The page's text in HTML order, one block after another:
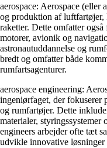
aerospace: Aerospace
og produktion af luftfartøjer,
raketter. Dette omfatter
motorer, avionik og
astronautuddannelse og
bredt og omfatter både
rumfartsagenturer.
aerospace engineering:
ingeniørfaget, der
og rumfartøjer. Dette
materialer, styringssystemer
engineers arbejder ofte tæt
udvikle innovative